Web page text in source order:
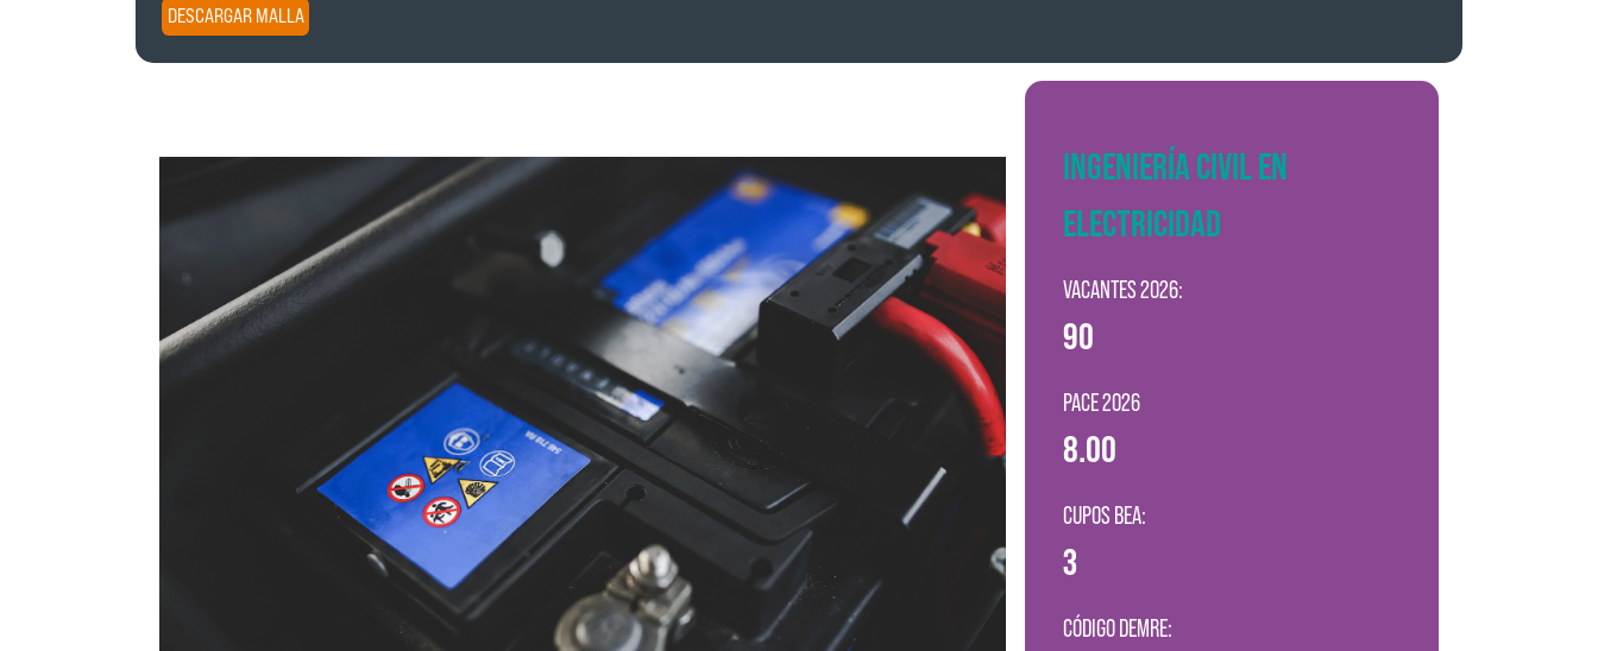
DESCARGAR MALLA
INGENIERÍA CIVIL EN
ELECTRICIDAD
VACANTES 2026:
90
PACE 2026
8.00
CUPOS BEA:
3
CÓDIGO DEMRE: